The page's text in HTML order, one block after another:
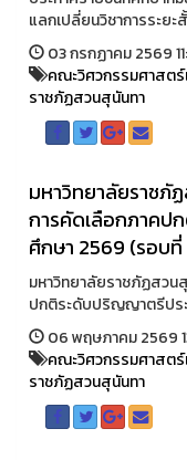
แลกเปลี่ยนวิชาการระยะ
03 กรกฏาคม 2569
คณะวิศวกรรมศาสตร์
ราชภัฏสวนสุนันทา
มหาวิทยาลัยราชภั
การคัดเลือกภาคป
ศึกษา 2569 (รอบ
มหาวิทยาลัยราชภัฏสวน
ปกติระดับปริญญาตรีปร
06 พฤษภาคม 2569
คณะวิศวกรรมศาสตร์
ราชภัฏสวนสุนันทา